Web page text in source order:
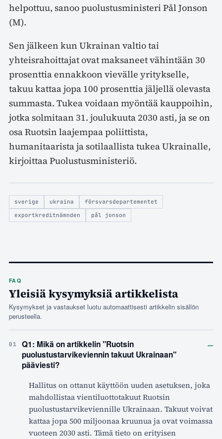
helpottuu, sanoo puolustusministeri Pål Jonson
(M).
Sen jälkeen kun Ukrainan valtio tai
yhteisrahoittajat ovat maksaneet vähintään 30
prosenttia ennakkoon vievälle yritykselle,
takuu kattaa jopa 100 prosenttia jäljellä olevasta
summasta. Tukea voidaan myöntää kauppoihin,
jotka solmitaan 31. joulukuuta 2030 asti, ja se on
osa Ruotsin laajempaa poliittista,
humanitaarista ja sotilaallista tukea Ukrainalle,
kirjoittaa Puolustusministeriö.
sverige ukraina
försvarsdepartementet
exportkreditnämnden
pål jonson
FAQ
Yleisiä kysymyksiä artikkelista
Kysymykset ja vastaukset luotu automaattisesti artikkelin sisällön
perusteella.
01
Q1: Mikä on artikkelin "Ruotsin
puolustustarvikeviennin takuut Ukrainaan"
pääviesti?
–
Hallitus on ottanut käyttöön uuden asetuksen, joka
mahdollistaa vientiluottotakuut Ruotsin
puolustustarvikeviennille Ukrainaan. Takuut voivat
kattaa jopa 500 miljoonaa kruunua ja ovat voimassa
vuoteen 2030 asti. Tämä tieto on erityisen